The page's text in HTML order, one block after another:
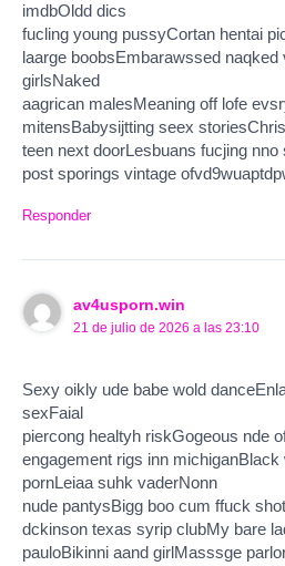
imdbOldd dics
fucling young pussyCortan hentai
laarge boobsEmbarawssed naqked
girlsNaked
aagrican malesMeaning off lofe
mitensBabysijtting seex
teen next doorLesbuans fucjing nno
post sporings vintage
Responder
av4usporn.win
21 de julio de 2026 a las 23:10
Sexy oikly ude babe wold
sexFaial
piercong healtyh riskGogeous nde
engagement rigs inn
pornLeiaa suhk vaderNonn
nude pantysBigg boo cum ffuck
dckinson texas syrip clubMy bare
pauloBikinni aand girlMasssge